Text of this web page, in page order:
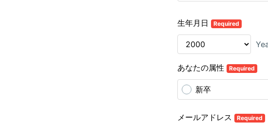
生年月日 Required
あなたの属性 Required
新卒
メールアドレス Required